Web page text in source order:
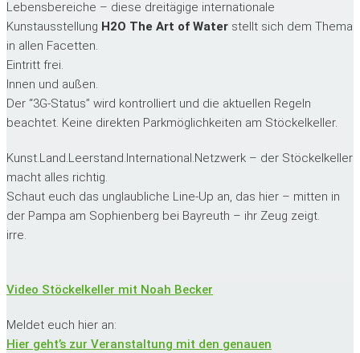
Lebensbereiche – diese dreitägige internationale
Kunstausstellung H2O The Art of Water stellt sich dem Thema
in allen Facetten.
Eintritt frei.
Innen und außen.
Der “3G-Status” wird kontrolliert und die aktuellen Regeln
beachtet. Keine direkten Parkmöglichkeiten am Stöckelkeller.
Kunst.Land.Leerstand.International.Netzwerk – der Stöckelkeller
macht alles richtig.
Schaut euch das unglaubliche Line-Up an, das hier – mitten in
der Pampa am Sophienberg bei Bayreuth – ihr Zeug zeigt.
irre.
Video Stöckelkeller mit Noah Becker
Meldet euch hier an:
Hier geht’s zur Veranstaltung mit den genauen